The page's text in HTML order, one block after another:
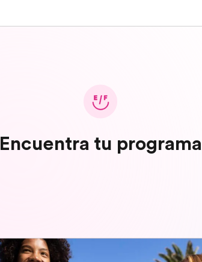
Encuentra tu programa